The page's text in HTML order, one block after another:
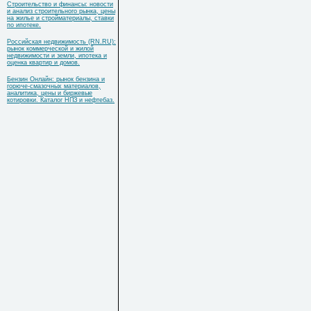
Строительство и финансы: новости
и анализ строительного рынка, цены
на жилье и стройматериалы, ставки
по ипотеке.
Российская недвижимость (RN.RU):
рынок коммерческой и жилой
недвижимости и земли, ипотека и
оценка квартир и домов.
Бензин Онлайн: рынок бензина и
горюче-смазочных материалов,
аналитика, цены и биржевые
котировки. Каталог НПЗ и нефтебаз.